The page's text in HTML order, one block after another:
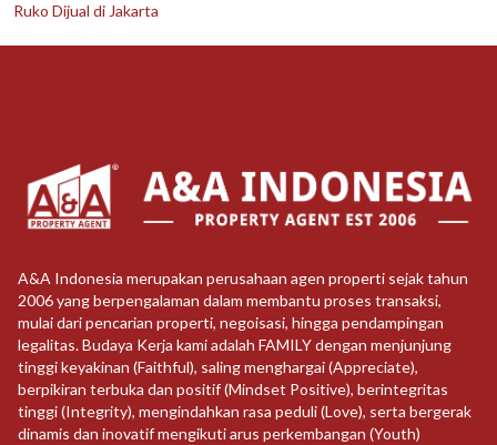
Ruko Dijual di Jakarta
A&A Indonesia merupakan perusahaan agen properti sejak tahun
2006 yang berpengalaman dalam membantu proses transaksi,
mulai dari pencarian properti, negoisasi, hingga pendampingan
legalitas. Budaya Kerja kami adalah FAMILY dengan menjunjung
tinggi keyakinan (Faithful), saling menghargai (Appreciate),
berpikiran terbuka dan positif (Mindset Positive), berintegritas
tinggi (Integrity), mengindahkan rasa peduli (Love), serta bergerak
dinamis dan inovatif mengikuti arus perkembangan (Youth)